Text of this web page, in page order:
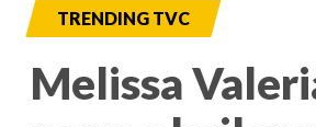
TRENDING TVC
Melissa